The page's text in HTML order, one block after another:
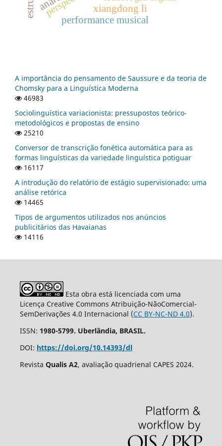
xiangdong li
performance musical
A importância do pensamento de Saussure e da teoria de
Chomsky para a Linguística Moderna
46983
Sociolinguística variacionista: pressupostos teórico-
metodológicos e propostas de ensino
25210
Conversor de transcrição fonética automática para as
formas linguísticas da variedade linguística potiguar
16117
A introdução do relatório de estágio supervisionado: uma
análise retórica
14465
Tipos de argumentos utilizados nos anúncios
publicitários das Havaianas
14116
Esta obra está licenciada com uma
Licença Creative Commons Atribuição-NãoComercial-
SemDerivações 4.0 Internacional (CC BY-NC-ND 4.0).
ISSN: 1980-5799. Uberlândia, BRASIL.
DOI: https://doi.org/10.14393/dl
Revista Qualis A2, avaliação quadrienal CAPES 2024.